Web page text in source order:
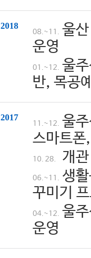
2018
08.~11. 울
운영
01.~12. 울
반, 목공
2017
11.~12. 울
스마트
10. 28. 개
06.~11. 생
꾸미기
04.~12. 울
운영